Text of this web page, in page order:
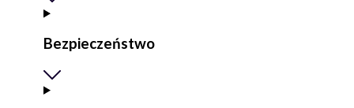
Bezpieczeństwo